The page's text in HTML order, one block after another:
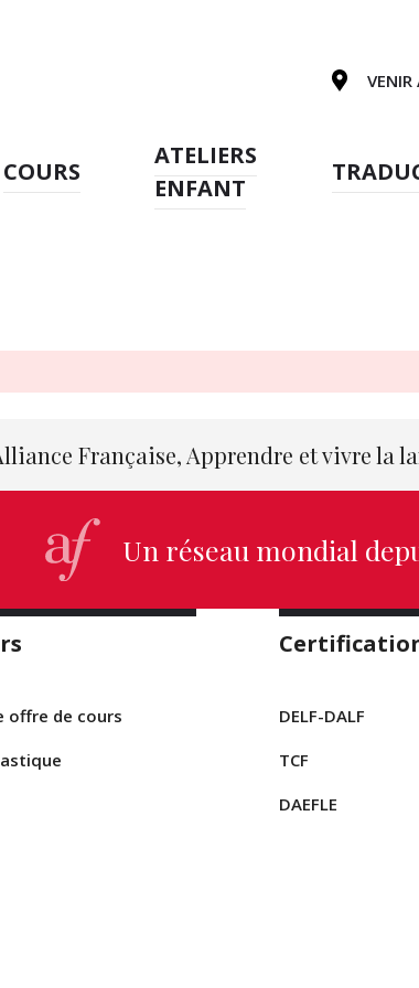
VENIR
COURS
ATELIERS
ENFANT
Française, Apprendre et vivre la
Un réseau mondial
offre de cours
DELF-DALF
TCF
DAEFLE